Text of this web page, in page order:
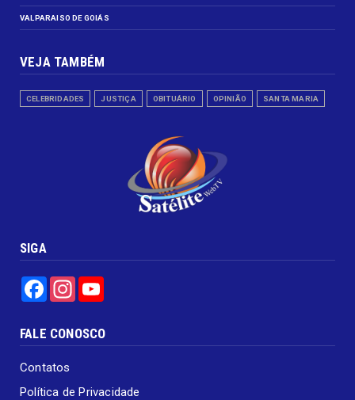
VALPARAISO DE GOIÁS
VEJA TAMBÉM
CELEBRIDADES JUSTIÇA OBITUÁRIO OPINIÃO SANTA MARIA
SIGA
FacebookInstagram
FALE CONOSCO
Contatos
Política de Privacidade